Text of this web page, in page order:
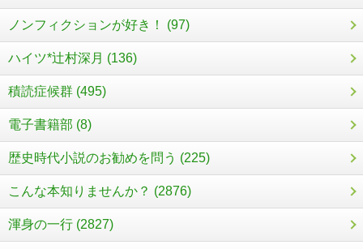
ノンフィクションが好き！ (97)
ハイツ*辻村深月 (136)
積読症候群 (495)
電子書籍部 (8)
歴史時代小説のお勧めを問う (225)
こんな本知りませんか？ (2876)
渾身の一行 (2827)